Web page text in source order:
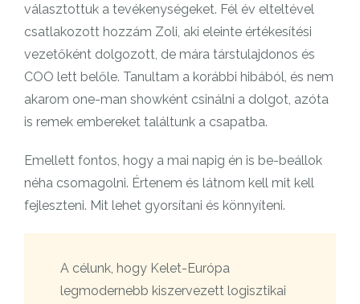
választottuk a tevékenységeket. Fél év elteltével
csatlakozott hozzám Zoli, aki eleinte értékesítési
vezetőként dolgozott, de mára társtulajdonos és
COO lett belőle. Tanultam a korábbi hibából, és nem
akarom one-man showként csinálni a dolgot, azóta
is remek embereket találtunk a csapatba.
Emellett fontos, hogy a mai napig én is be-beállok
néha csomagolni. Értenem és látnom kell mit kell
fejleszteni. Mit lehet gyorsítani és könnyíteni.
A célunk, hogy Kelet-Európa
legmodernebb kiszervezett logisztikai